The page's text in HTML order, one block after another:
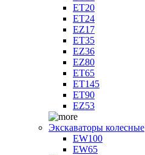
ET20
ET24
EZ17
ET35
EZ36
EZ80
ET65
ET145
ET90
EZ53
Экскаваторы колесные
EW100
EW65